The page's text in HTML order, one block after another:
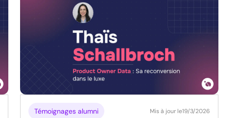
Témoignages alumni Mis à jour le19/3/2026